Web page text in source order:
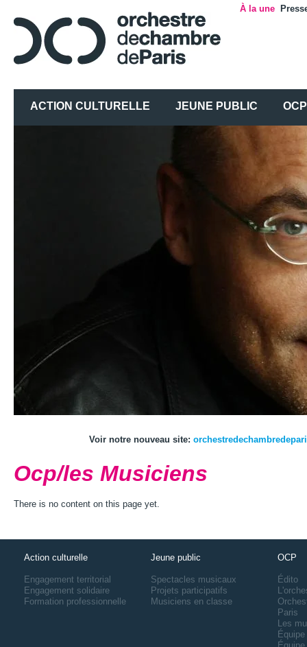
À la une
ACTION CULTURELLE JEUNE PUBLIC OCP
Voir notre nouveau site:
Ocp/les Musiciens
There is no content on this page yet.
Action culturelle
Engagement territorial
Engagement solidaire
Formation professionnelle
Jeune public
Spectacles musicaux
Projets participatifs
Musiciens en classe
OCP
Édito
Paris
Les